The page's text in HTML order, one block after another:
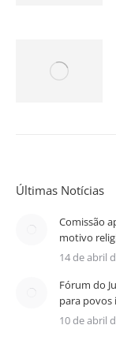
Últimas Notícias
Comissão
motivo
14 de abril
Fórum do
para povos
10 de abril